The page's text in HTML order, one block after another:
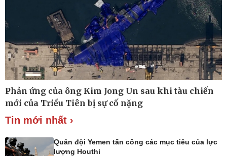
Dấu ấn VOV
Việc làm
Biển đảo
Quan sát
Cuộc sống đó đây
Hồ sơ
Ảnh
Video
Phản ứng của ông Kim Jong Un sau khi tàu chiến
mới của Triều Tiên bị sự cố nặng
Tin mới nhất ›
Quân đội Yemen tấn công các mục tiêu của lực
lượng Houthi